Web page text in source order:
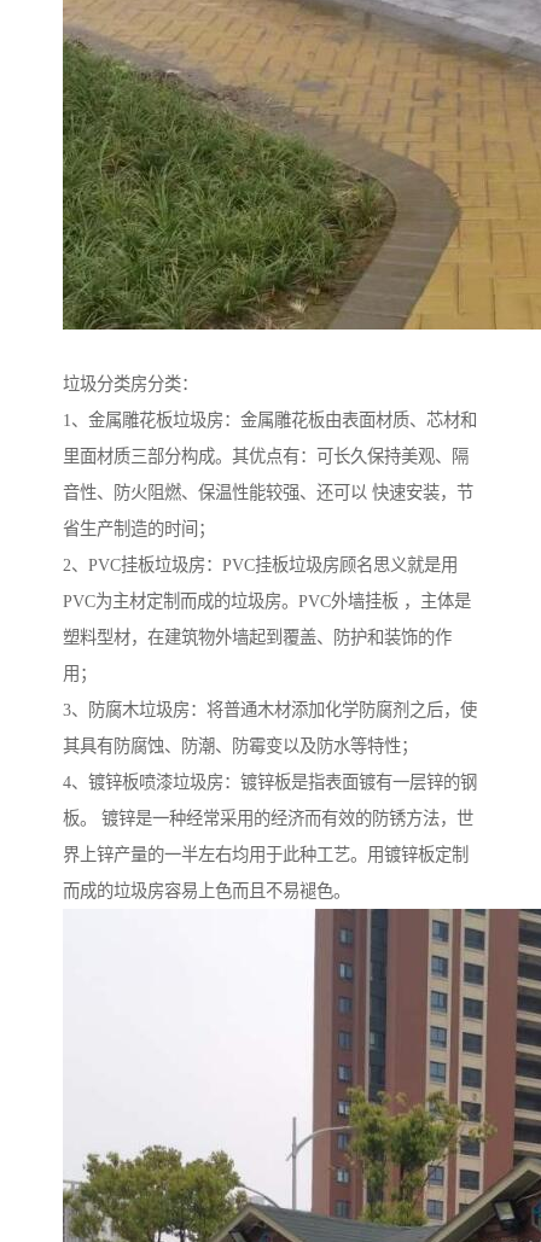
垃圾分类房分类：
1、金属雕花板垃圾房：金属雕花板由表面材质、芯材和
里面材质三部分构成。其优点有：可长久保持美观、隔
音性、防火阻燃、保温性能较强、还可以 快速安装，节
省生产制造的时间；
2、PVC挂板垃圾房：PVC挂板垃圾房顾名思义就是用
PVC为主材定制而成的垃圾房。PVC外墙挂板 ，主体是
塑料型材，在建筑物外墙起到覆盖、防护和装饰的作
用；
3、防腐木垃圾房：将普通木材添加化学防腐剂之后，使
其具有防腐蚀、防潮、防霉变以及防水等特性；
4、镀锌板喷漆垃圾房：镀锌板是指表面镀有一层锌的钢
板。 镀锌是一种经常采用的经济而有效的防锈方法，世
界上锌产量的一半左右均用于此种工艺。用镀锌板定制
而成的垃圾房容易上色而且不易褪色。